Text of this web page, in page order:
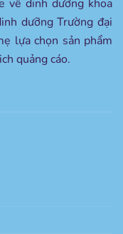
về dinh dưỡng khoa
dưỡng Trường đại
lựa chọn sản phẩm
quảng cáo.